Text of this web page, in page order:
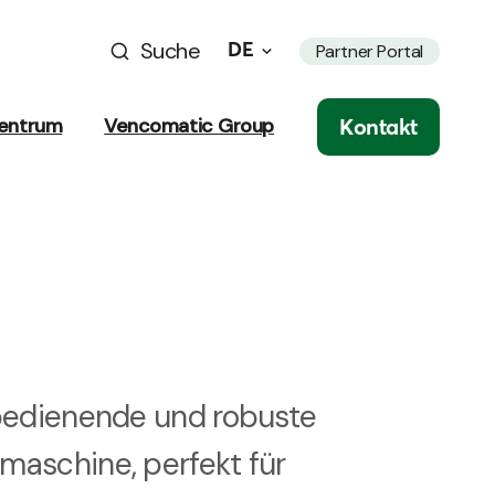
Suche DE Partner Portal
Vencomatic Group Kontakt
und robuste
perfekt für